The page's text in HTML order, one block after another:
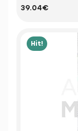
39.04€
Hit!